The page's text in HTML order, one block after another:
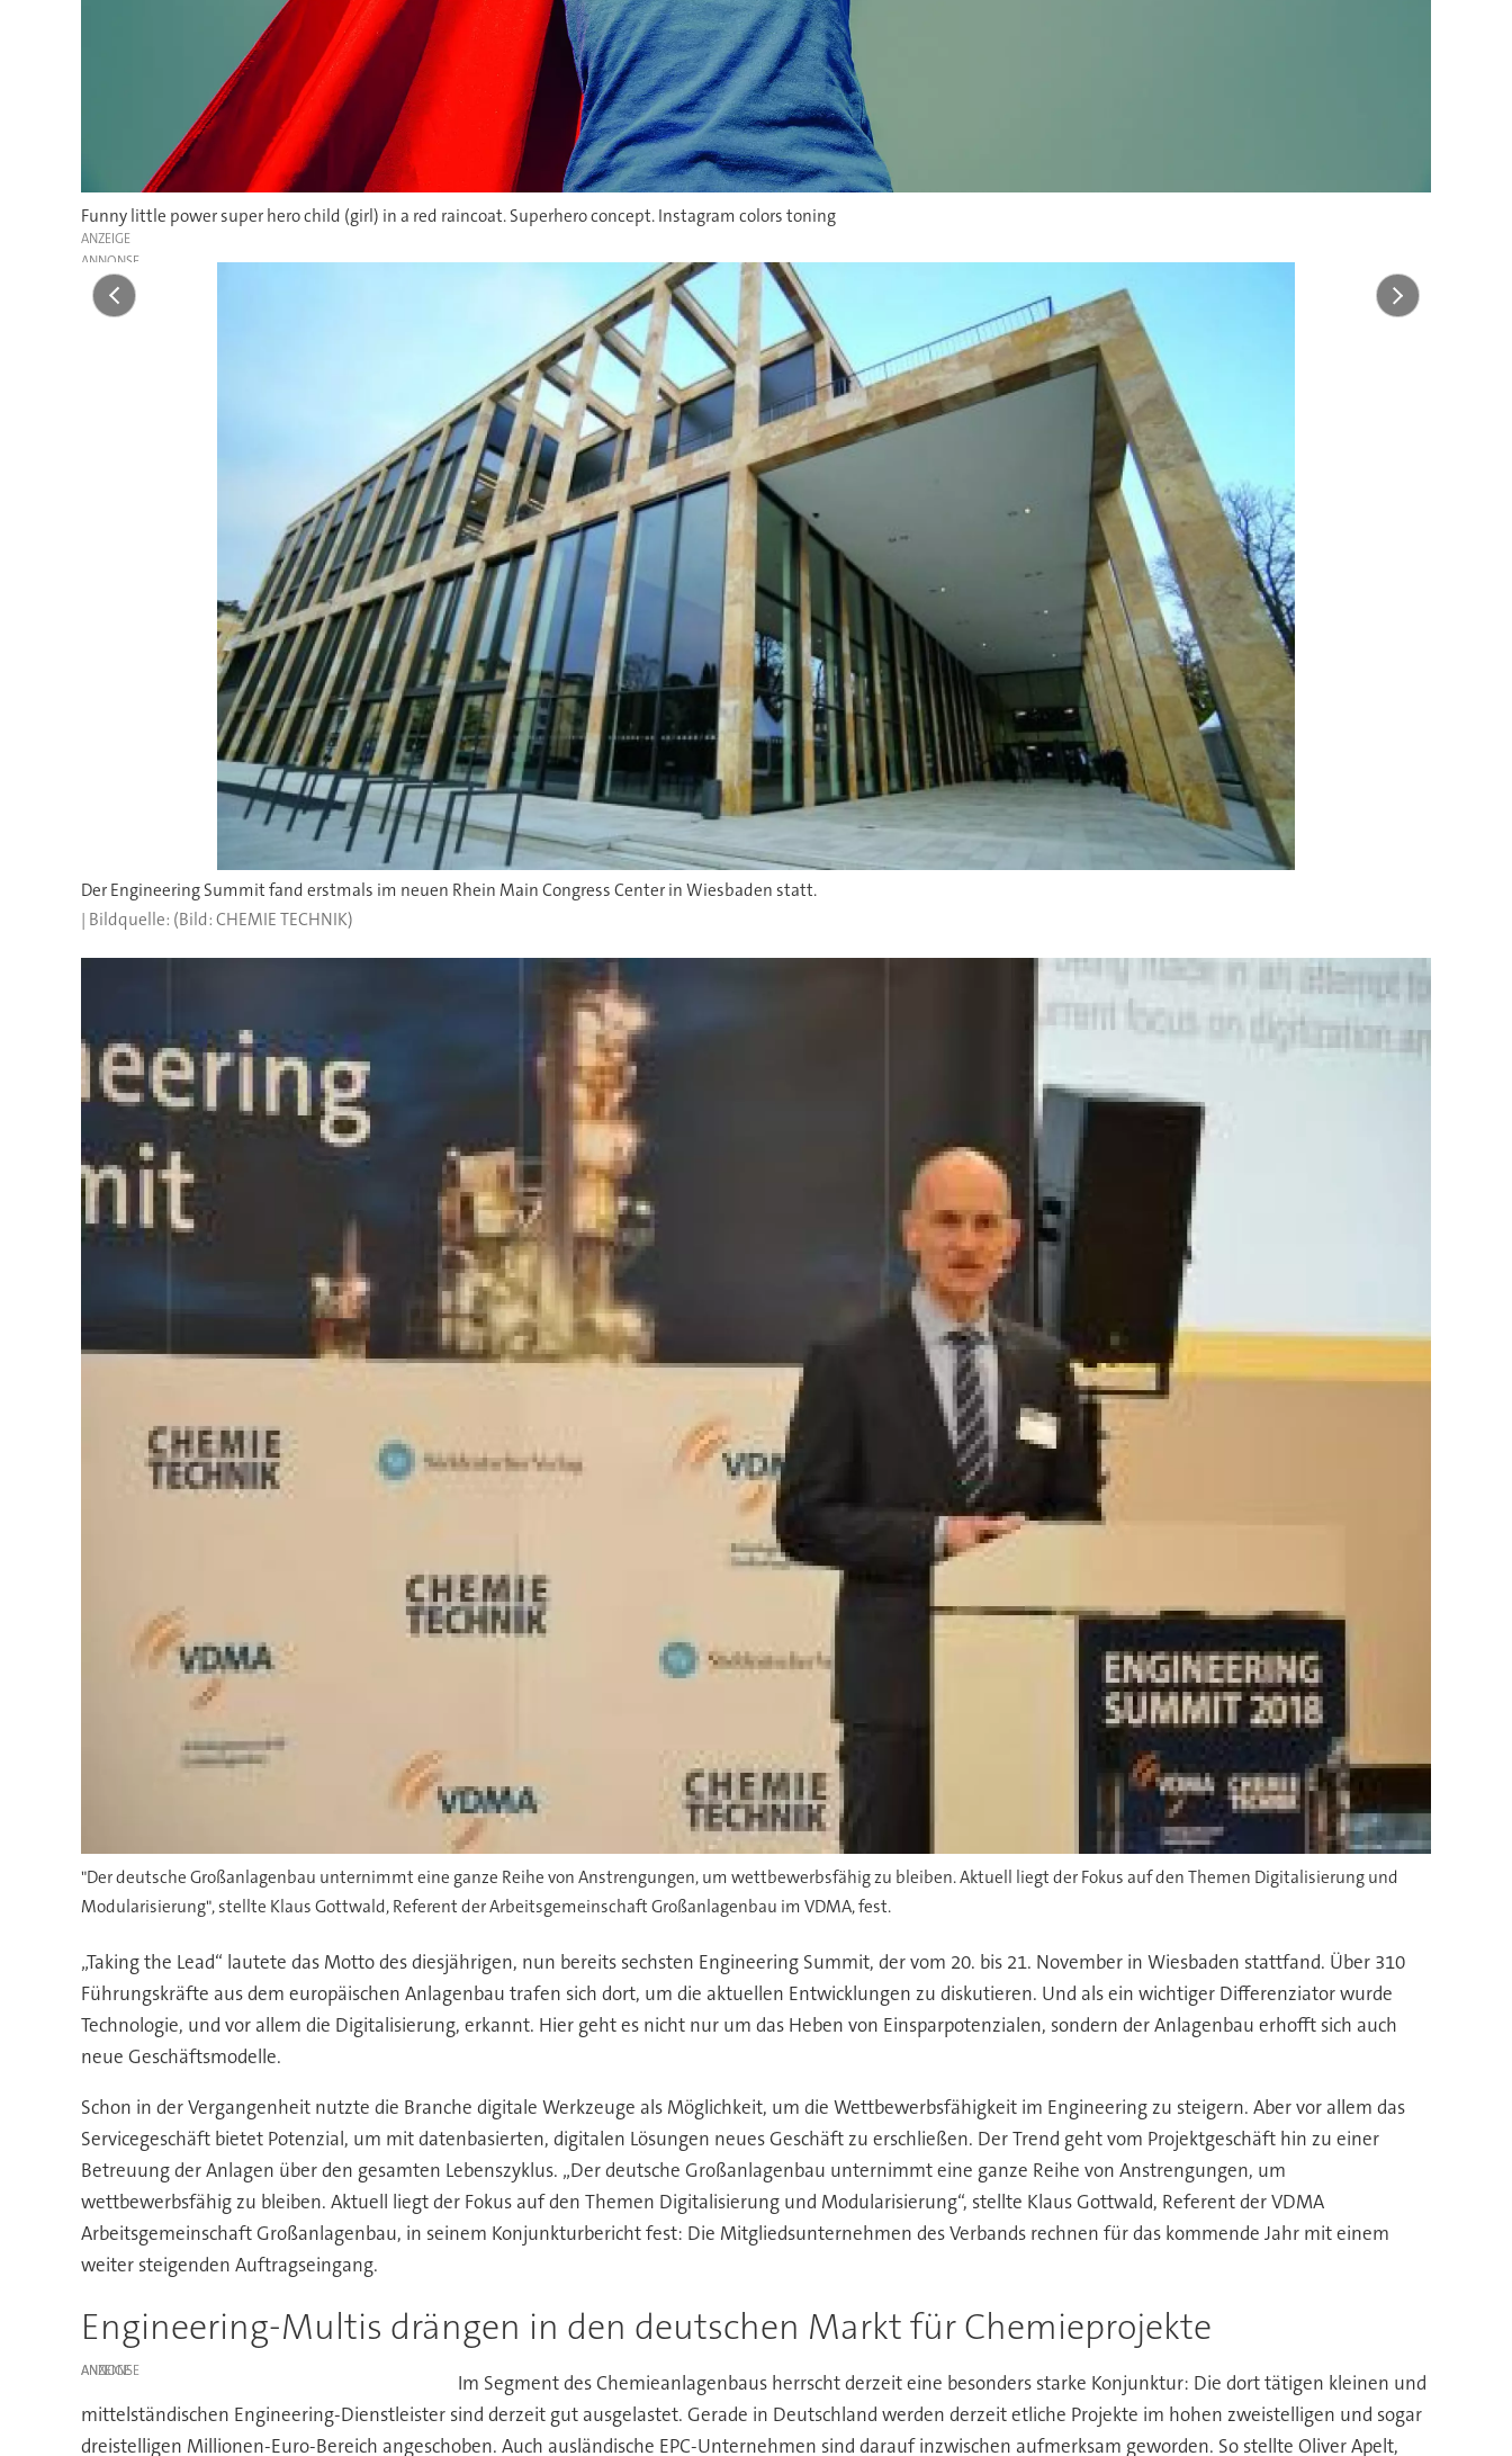
Funny little power super hero child (girl) in a red raincoat. Superhero concept. Instagram colors toning
ANZEIGE
Der Engineering Summit fand erstmals im neuen Rhein Main Congress Center in Wiesbaden statt.
(Bild: CHEMIE TECHNIK)
"Der deutsche Großanlagenbau unternimmt eine ganze Reihe von Anstrengungen, um wettbewerbsfähig zu bleiben. Aktuell liegt der Fokus auf den Themen Digitalisierung und
Modularisierung", stellte Klaus Gottwald, Referent der Arbeitsgemeinschaft Großanlagenbau im VDMA, fest.
„Taking the Lead“ lautete das Motto des diesjährigen, nun bereits sechsten Engineering Summit, der vom 20. bis 21. November in Wiesbaden stattfand. Über 310
Führungskräfte aus dem europäischen Anlagenbau trafen sich dort, um die aktuellen Entwicklungen zu diskutieren. Und als ein wichtiger Differenziator wurde
Technologie, und vor allem die Digitalisierung, erkannt. Hier geht es nicht nur um das Heben von Einsparpotenzialen, sondern der Anlagenbau erhofft sich auch
neue Geschäftsmodelle.
Schon in der Vergangenheit nutzte die Branche digitale Werkzeuge als Möglichkeit, um die Wettbewerbsfähigkeit im Engineering zu steigern. Aber vor allem das
Servicegeschäft bietet Potenzial, um mit datenbasierten, digitalen Lösungen neues Geschäft zu erschließen. Der Trend geht vom Projektgeschäft hin zu einer
Betreuung der Anlagen über den gesamten Lebenszyklus. „Der deutsche Großanlagenbau unternimmt eine ganze Reihe von Anstrengungen, um
wettbewerbsfähig zu bleiben. Aktuell liegt der Fokus auf den Themen Digitalisierung und Modularisierung“, stellte Klaus Gottwald, Referent der VDMA
Arbeitsgemeinschaft Großanlagenbau, in seinem Konjunkturbericht fest: Die Mitgliedsunternehmen des Verbands rechnen für das kommende Jahr mit einem
weiter steigenden Auftragseingang.
Engineering-Multis drängen in den deutschen Markt für Chemieprojekte
ANZEIGE
Im Segment des Chemieanlagenbaus herrscht derzeit eine besonders starke Konjunktur: Die dort tätigen kleinen und
mittelständischen Engineering-Dienstleister sind derzeit gut ausgelastet. Gerade in Deutschland werden derzeit etliche Projekte im hohen zweistelligen und sogar
dreistelligen Millionen-Euro-Bereich angeschoben. Auch ausländische EPC-Unternehmen sind darauf inzwischen aufmerksam geworden. So stellte Oliver Apelt,